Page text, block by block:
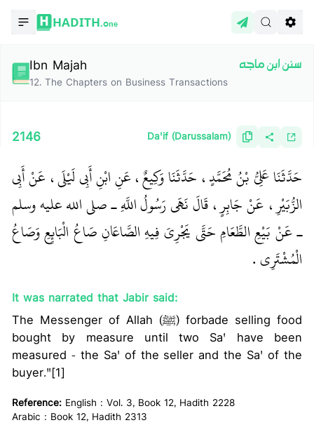
HADITH.One
Ibn Majah
12. The Chapters on Business Transactions
سنن ابن ماجه
2146 Da'if (Darussalam)
حَدَّثَنَا عَلِيُّ بْنُ مُحَمَّدٍ، حَدَّثَنَا وَكِيعٌ، عَنِ ابْنِ أَبِي لَيْلَى، عَنْ أَبِي
الزُّبَيْرِ، عَنْ جَابِرٍ، قَالَ نَهَى رَسُولُ اللَّهِ ـ صلى الله عليه وسلم
ـ عَنْ بَيْعِ الطَّعَامِ حَتَّى يَجْرِيَ فِيهِ الصَّاعَانِ صَاعُ الْبَائِعِ وَصَاعُ
الْمُشْتَرِي ‏.‏
It was narrated that Jabir said:
The Messenger of Allah (ﷺ) forbade selling food
bought by measure until two Sa' have been
measured - the Sa' of the seller and the Sa' of the
buyer."[1]
Reference: English : Vol. 3, Book 12, Hadith 2228
Arabic : Book 12, Hadith 2313